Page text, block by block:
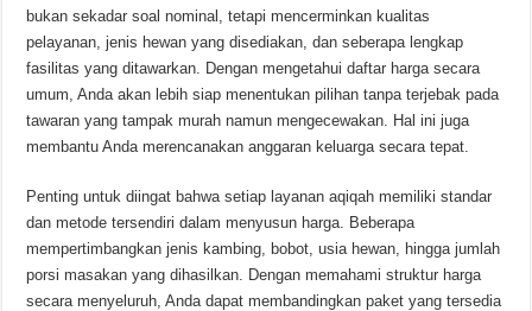
bukan sekadar soal nominal, tetapi mencerminkan kualitas
pelayanan, jenis hewan yang disediakan, dan seberapa lengkap
fasilitas yang ditawarkan. Dengan mengetahui daftar harga secara
umum, Anda akan lebih siap menentukan pilihan tanpa terjebak pada
tawaran yang tampak murah namun mengecewakan. Hal ini juga
membantu Anda merencanakan anggaran keluarga secara tepat.
Penting untuk diingat bahwa setiap layanan aqiqah memiliki standar
dan metode tersendiri dalam menyusun harga. Beberapa
mempertimbangkan jenis kambing, bobot, usia hewan, hingga jumlah
porsi masakan yang dihasilkan. Dengan memahami struktur harga
secara menyeluruh, Anda dapat membandingkan paket yang tersedia